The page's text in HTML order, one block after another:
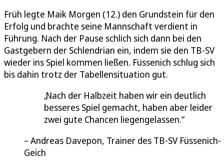
Früh legte Maik Morgen (12.) den Grundstein für den
Erfolg und brachte seine Mannschaft verdient in
Führung. Nach der Pause schlich sich dann bei den
Gastgebern der Schlendrian ein, indem sie den TB-SV
wieder ins Spiel kommen ließen. Füssenich schlug sich
bis dahin trotz der Tabellensituation gut.
Nach der Halbzeit haben wir ein deutlich
besseres Spiel gemacht, haben aber leider
zwei gute Chancen liegengelassen.
Andreas Davepon, Trainer des TB-SV Füssenich-
Geich